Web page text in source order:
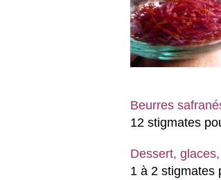
Beurres
12 stigmates
Dessert,
1 à 2 stigmates